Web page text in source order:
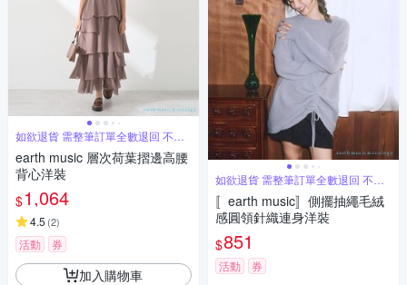
如欲退貨 需整筆訂單全數退回 不能
單退
earth music 層次荷葉摺邊高腰
背心洋裝
$1,064
4.5 (2)
活動 券
加入購物車
如欲退貨 需整筆訂單全數退回 不能
單退
〚earth music〛側擺抽繩毛絨
感圓領針織連身洋裝
$851
活動 券